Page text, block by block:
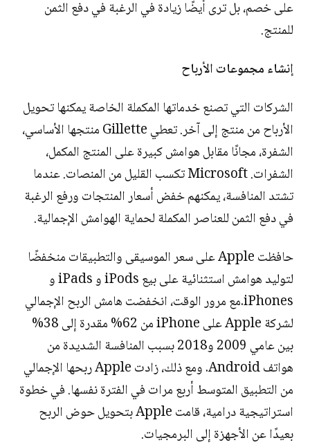
على خصم، بل ترى أيضًا زيادة في الرغبة في دفع الثمن
للمنتج.
إنشاء مجموعات الأرباح
الشركات التي تصنع خدماتها المكملة الخاصة يمكنها تحويل
الأرباح من منتج إلى آخر. تعطي Gillette منتجها الأساسي،
الشفرة، مجانًا مقابل هوامش كبيرة على المنتج المكمل،
الشفرات. Microsoft تكسب القليل من المنصات. عندما
تشتد المنافسة، يمكنهم خفض أسعار المنتجات ورفع الرغبة
في دفع الثمن للعناصر المكملة لحماية الهوامش الإجمالية.
حافظت Apple على سعر الموسيقى والتطبيقات منخفضًا
لتوليد هوامش استثنائية على بيع iPods و iPads و
iPhones.مع مرور الوقت، انخفضت هامش الربح الإجمالي
لشركة Apple على iPhone من 62% مقدرة إلى 38%
بين عامي 2009 و2018 بسبب المنافسة الشديدة من
هواتف Android. ومع ذلك، زادت Apple ربحها الإجمالي
من التطبيق المتوسط أربع مرات في الفترة نفسها. في خطوة
استراتيجية درامية، قامت Apple بتحويل حوض الربح
بعيدًا عن الأجهزة إلى البرمجيات.